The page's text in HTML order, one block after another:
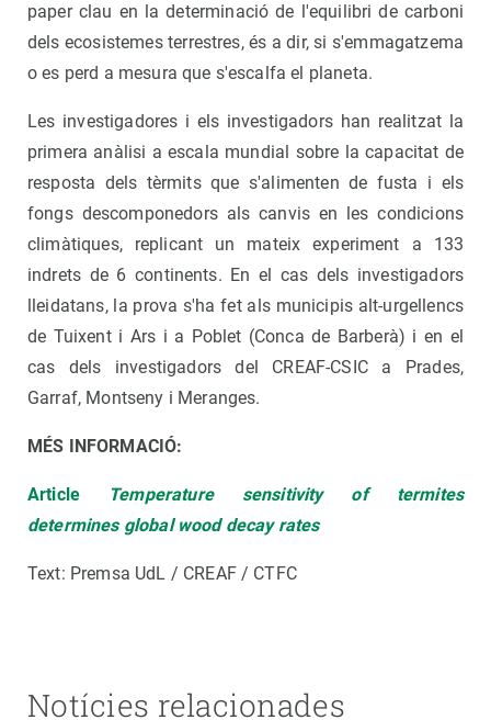
paper clau en la determinació de l'equilibri de carboni
dels ecosistemes terrestres, és a dir, si s'emmagatzema
o es perd a mesura que s'escalfa el planeta.
Les investigadores i els investigadors han realitzat la
primera anàlisi a escala mundial sobre la capacitat de
resposta dels tèrmits que s'alimenten de fusta i els
fongs descomponedors als canvis en les condicions
climàtiques, replicant un mateix experiment a 133
indrets de 6 continents. En el cas dels investigadors
lleidatans, la prova s'ha fet als municipis alt-urgellencs
de Tuixent i Ars i a Poblet (Conca de Barberà) i en el
cas dels investigadors del CREAF-CSIC a Prades,
Garraf, Montseny i Meranges.
MÉS INFORMACIÓ:
Article
Temperature sensitivity of termites
determines global wood decay rates
Text: Premsa UdL / CREAF / CTFC
Notícies relacionades